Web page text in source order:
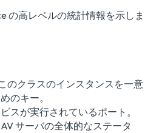
の高レベルの統計情報を示しま
のクラスのインスタンスを一意
のキー。
スが実行されているポート。
サーバの全体的なステータ